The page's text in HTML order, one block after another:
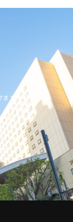
ます。